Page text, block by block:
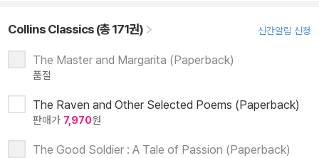
Collins Classics (총 171권) 신간알림 신청
The Master and Margarita (Paperback)
품절
The Raven and Other Selected Poems (Paperback)
판매가 7,970원
The Good Soldier : A Tale of Passion (Paperback)